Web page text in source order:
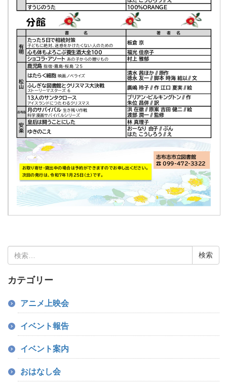
索:
カテゴリー
アニメ上映会
イベント報告
イベント案内
おはなし会